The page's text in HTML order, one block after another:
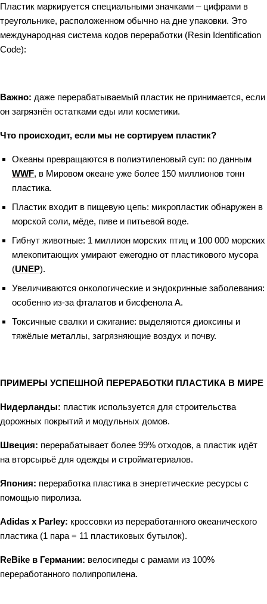
Пластик маркируется специальными значками – цифрами в
треугольнике, расположенном обычно на дне упаковки. Это
международная система кодов переработки (Resin Identification
Code):
Важно: даже перерабатываемый пластик не принимается, если
он загрязнён остатками еды или косметики.
Что происходит, если мы не сортируем пластик?
Океаны превращаются в полиэтиленовый суп: по данным
WWF, в Мировом океане уже более 150 миллионов тонн
пластика.
Пластик входит в пищевую цепь: микропластик обнаружен в
морской соли, мёде, пиве и питьевой воде.
Гибнут животные: 1 миллион морских птиц и 100 000 морских
млекопитающих умирают ежегодно от пластикового мусора
(UNEP).
Увеличиваются онкологические и эндокринные заболевания:
особенно из-за фталатов и бисфенола А.
Токсичные свалки и сжигание: выделяются диоксины и
тяжёлые металлы, загрязняющие воздух и почву.
ПРИМЕРЫ УСПЕШНОЙ ПЕРЕРАБОТКИ ПЛАСТИКА В МИРЕ
Нидерланды: пластик используется для строительства
дорожных покрытий и модульных домов.
Швеция: перерабатывает более 99% отходов, а пластик идёт
на вторсырьё для одежды и стройматериалов.
Япония: переработка пластика в энергетические ресурсы с
помощью пиролиза.
Adidas x Parley: кроссовки из переработанного океанического
пластика (1 пара = 11 пластиковых бутылок).
ReBike в Германии: велосипеды с рамами из 100%
переработанного полипропилена.